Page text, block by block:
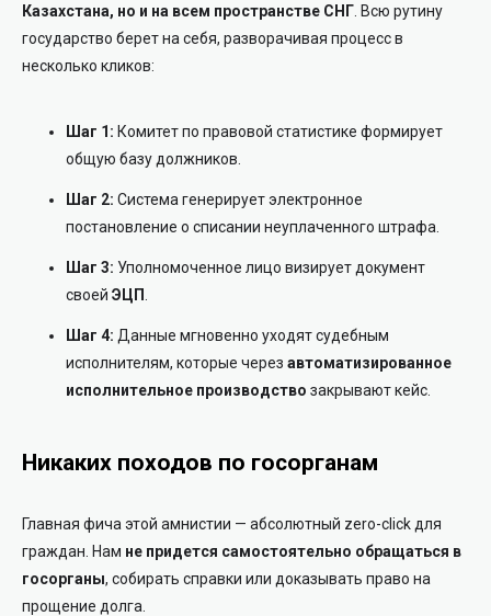
Казахстана, но и на всем пространстве СНГ . Всю рутину
государство берет на себя, разворачивая процесс в
несколько кликов:
Шаг 1: Комитет по правовой статистике формирует
общую базу должников.
Шаг 2: Система генерирует электронное
постановление о списании неуплаченного штрафа.
Шаг 3: Уполномоченное лицо визирует документ
своей ЭЦП
Шаг 4: Данные мгновенно уходят судебным
исполнителям, которые через автоматизированное
исполнительное производство закрывают кейс.
Никаких походов по госорганам
Главная фича этой амнистии — абсолютный zero-click для
граждан. Нам не придется самостоятельно обращаться в
госорганы, собирать справки или доказывать право на
прощение долга.